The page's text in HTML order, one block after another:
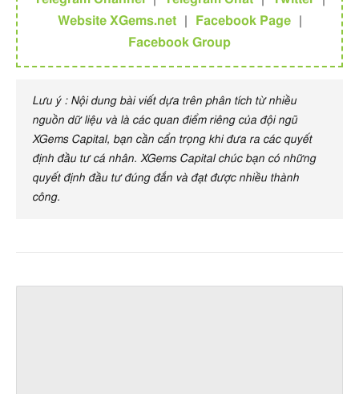
Website XGems.net
Facebook Page
Facebook Group
Lưu ý : Nội dung bài viết dựa trên phân tích từ nhiều
nguồn dữ liệu và là các quan điểm riêng của đội ngũ
XGems Capital, bạn cần cẩn trọng khi đưa ra các quyết
định đầu tư cá nhân. XGems Capital chúc bạn có những
quyết định đầu tư đúng đắn và đạt được nhiều thành
công.